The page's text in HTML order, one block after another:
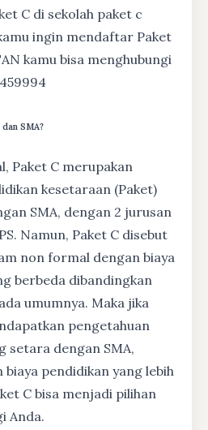
C di sekolah paket c
ingin mendaftar Paket
kamu bisa menghubungi
SMA?
Paket C merupakan
kesetaraan (Paket)
SMA, dengan 2 jurusan
Namun, Paket C disebut
non formal dengan biaya
berbeda dibandingkan
umumnya. Maka jika
pengetahuan
setara dengan SMA,
biaya pendidikan yang lebih
C bisa menjadi pilihan
Anda.